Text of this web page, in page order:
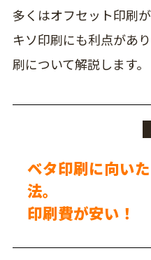
多くはオフセット印刷
キソ印刷にも利点があ
刷について解説します。
ベタ印刷に向い
法。
印刷費が安い！